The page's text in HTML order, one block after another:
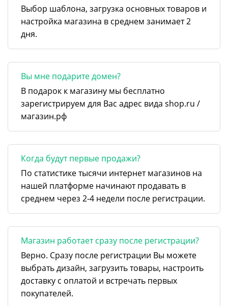
Выбор шаблона, загрузка основных товаров и
настройка магазина в среднем занимает 2
дня.
Вы мне подарите домен?
В подарок к магазину мы бесплатно
зарегистрируем для Вас адрес вида shop.ru /
магазин.рф
Когда будут первые продажи?
По статистике тысячи интернет магазинов на
нашей платформе начинают продавать в
среднем через 2-4 недели после регистрации.
Магазин работает сразу после регистрации?
Верно. Сразу после регистрации Вы можете
выбрать дизайн, загрузить товары, настроить
доставку с оплатой и встречать первых
покупателей.